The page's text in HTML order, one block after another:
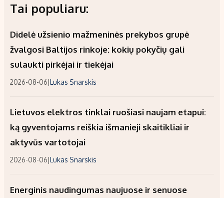
Tai populiaru:
Didelė užsienio mažmeninės prekybos grupė
žvalgosi Baltijos rinkoje: kokių pokyčių gali
sulaukti pirkėjai ir tiekėjai
2026-08-06|Lukas Snarskis
Lietuvos elektros tinklai ruošiasi naujam etapui:
ką gyventojams reiškia išmanieji skaitikliai ir
aktyvūs vartotojai
2026-08-06|Lukas Snarskis
Energinis naudingumas naujuose ir senuose